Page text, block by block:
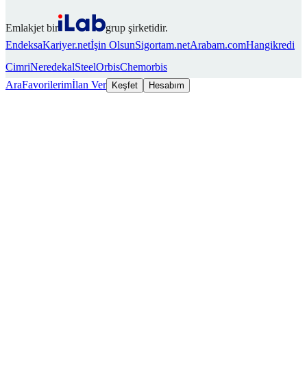
Emlakjet bir
grup şirketidir.
EndeksaKariyer.netİşin OlsunSigortam.netArabam.comHangikredi
CimriNeredekalSteelOrbisChemorbis
AraFavorilerimİlan Ver Keşfet Hesabım